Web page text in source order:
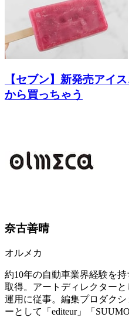
【セブン】新発売アイ
から買っちゃう
奈古善晴
オルメカ
約10年の自動車業界経験を
取得。アートディレクター
運用に従事。編集プロダク
ーとして「editeur」「